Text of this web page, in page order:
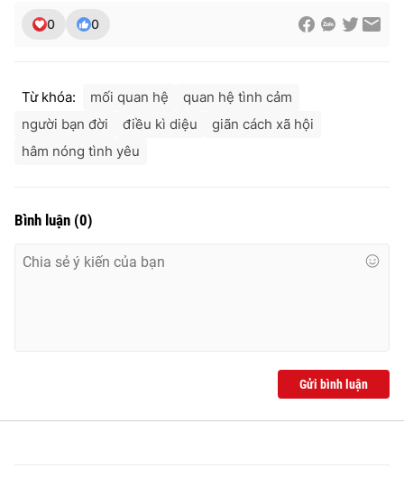
0 0
Từ khóa: mối quan hệ
quan hệ tình cảm
người bạn đời
điều kì diệu
giãn cách xã hội
hâm nóng tình yêu
Bình luận (0)
Gửi bình luận